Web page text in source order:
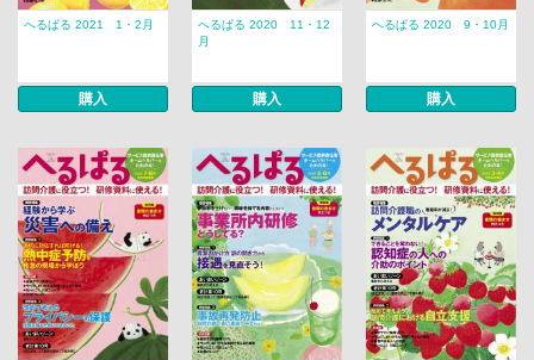
へるぱる 2021 1・2月
購入
へるぱる 2020 11・12
月
購入
へるぱる 2020 9・10月
購入